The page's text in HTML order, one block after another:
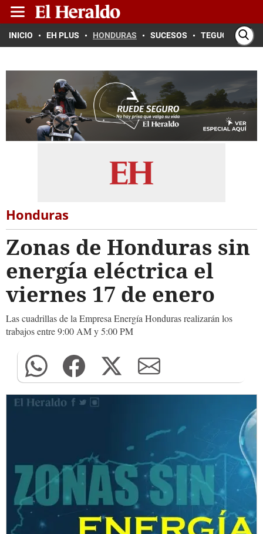
INICIO EH PLUS HONDURAS SUCESOS TEGUCIGALPA
Honduras
Zonas de Honduras sin
energía eléctrica el
viernes 17 de enero
Las cuadrillas de la Empresa Energía Honduras realizarán los
trabajos entre 9:00 AM y 5:00 PM